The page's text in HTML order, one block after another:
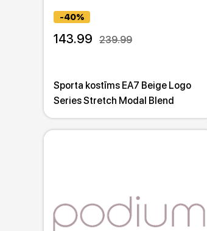
-40%
143.99 239.99
Sporta kostīms EA7 Beige Logo
Series Stretch Modal Blend